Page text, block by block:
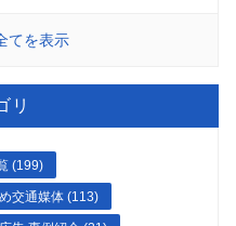
てを表示
リ
(199)
交通媒体 (113)